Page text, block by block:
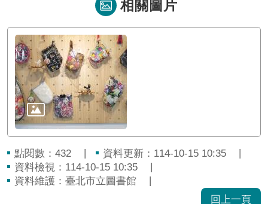
相關圖片
點閱數： 432
資料更新：114-10-15 10:35
資料檢視：114-10-15 10:35
資料維護：臺北市立圖書館
回上一頁